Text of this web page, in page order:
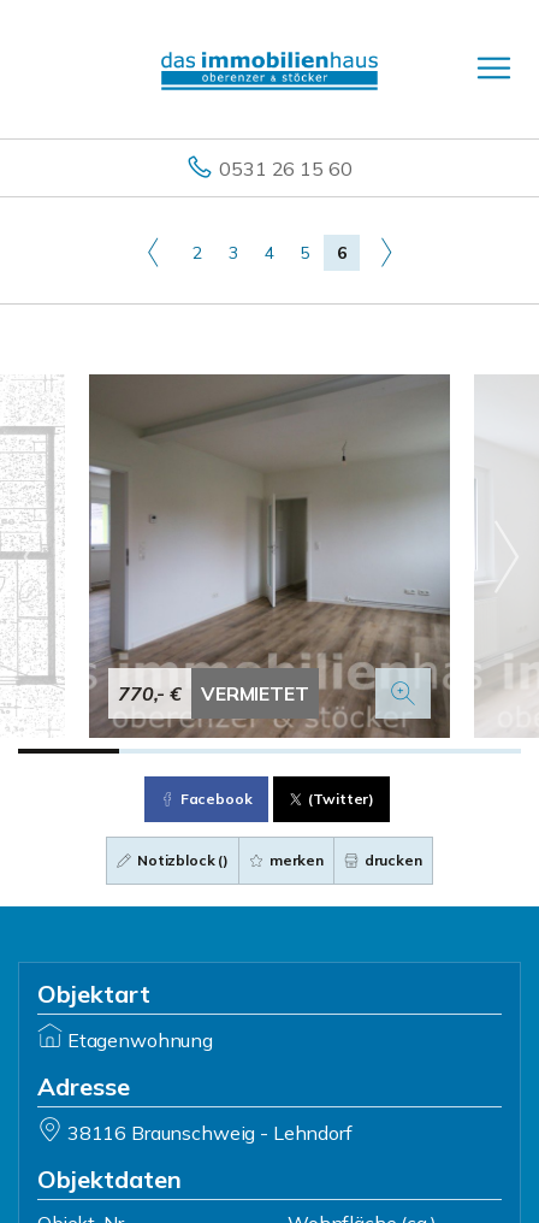
0531 26 15 60
2 3 4 5 6
770,- € VERMIETET
Facebook (Twitter)
Notizblock () merken drucken
Objektart
Etagenwohnung
Adresse
38116 Braunschweig - Lehndorf
Objektdaten